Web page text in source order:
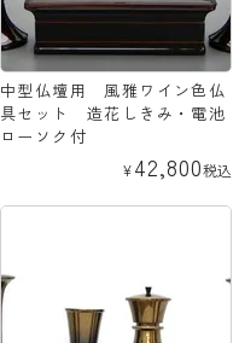
中型仏壇用 風雅ワイン色仏
具セット 造花しきみ・電池
ローソク付
¥42,800税込